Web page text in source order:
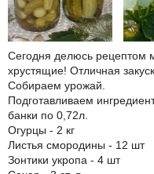
Сегодня делюсь рецептом
хрустящие! Отличная
Собираем урожай.
Подготавливаем
банки по 0,72л.
Огурцы - 2 кг
Листья смородины - 12 шт
Зонтики укропа - 4 шт